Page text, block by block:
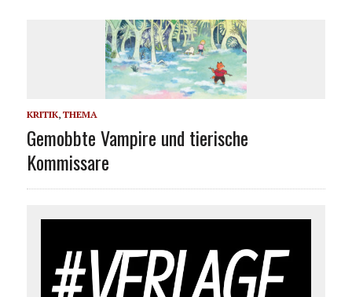
KRITIK, THEMA
Gemobbte Vampire und tierische
Kommissare